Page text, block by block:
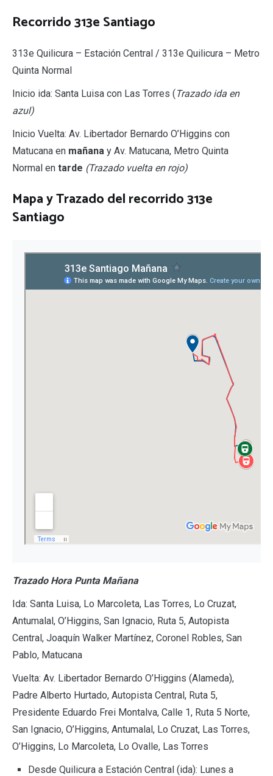
Recorrido 313e Santiago
313e Quilicura – Estación Central / 313e Quilicura – Metro
Quinta Normal
Inicio ida: Santa Luisa con Las Torres ( Trazado ida en
azul)
Inicio Vuelta: Av. Libertador Bernardo O’Higgins con
Matucana en mañana y Av. Matucana, Metro Quinta
Normal en tarde (Trazado vuelta en rojo)
Mapa yTrazado del recorrido 313e
Santiago
Trazado Hora Punta Mañana
Ida: Santa Luisa, Lo Marcoleta, Las Torres, Lo Cruzat,
Antumalal, O’Higgins, San Ignacio, Ruta 5, Autopista
Central, Joaquín Walker Martínez, Coronel Robles, San
Pablo, Matucana
Vuelta: Av. Libertador Bernardo O’Higgins (Alameda),
Padre Alberto Hurtado, Autopista Central, Ruta 5,
Presidente Eduardo Frei Montalva, Calle 1, Ruta 5 Norte,
San Ignacio, O’Higgins, Antumalal, Lo Cruzat, Las Torres,
O’Higgins, Lo Marcoleta, Lo Ovalle, Las Torres
Desde Quilicura a Estación Central (ida): Lunes a